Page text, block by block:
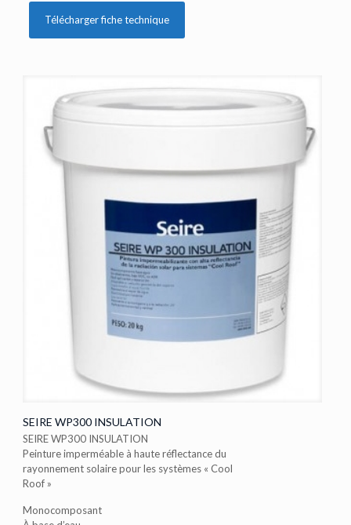
Télécharger fiche technique
SEIRE WP300 INSULATION
SEIRE WP300 INSULATION
Peinture imperméable à haute réflectance du
rayonnement solaire pour les systèmes « Cool
Roof »
Monocomposant